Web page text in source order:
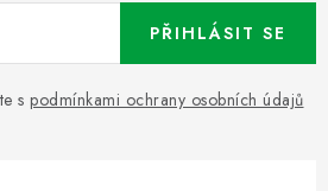
s podmínkami ochrany osobních údajů
PŘIHLÁSIT SE